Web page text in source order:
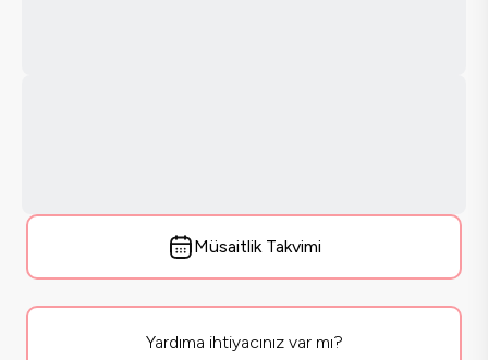
Müsaitlik Takvimi
Yardıma ihtiyacınız var mı?